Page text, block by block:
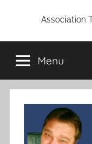
contenu
Association
Menu